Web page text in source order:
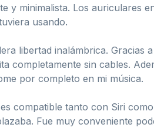
y minimalista. Los auriculares
usando.
libertad inalámbrica. Gracias
completamente sin cables.
por completo en mi música.
compatible tanto con Siri
Fue muy conveniente